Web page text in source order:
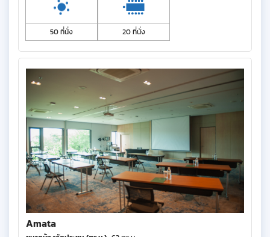
50 ที่นั่ง 20 ที่นั่ง
Amata